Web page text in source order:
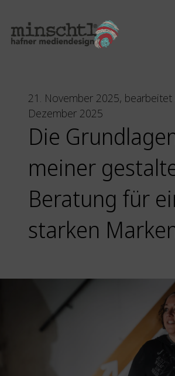
21. November 2025, bearbeitet
Dezember 2025
Die
meiner
Beratung für
starken